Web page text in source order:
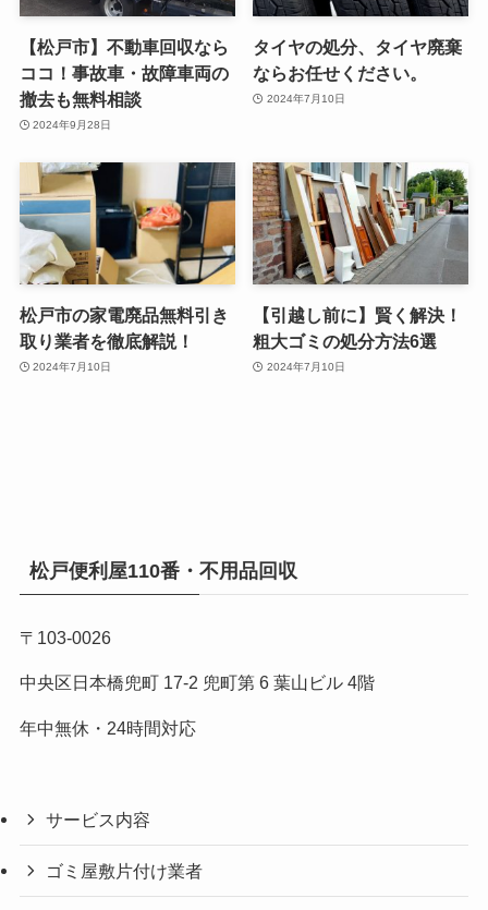
【松戸市】不動車回収なら
ココ！事故車・故障車両の
撤去も無料相談
2024年9月28日
タイヤの処分、タイヤ廃棄
ならお任せください。
2024年7月10日
松戸市の家電廃品無料引き
取り業者を徹底解説！
2024年7月10日
【引越し前に】賢く解決！
粗大ゴミの処分方法6選
2024年7月10日
松戸便利屋110番・不用品回収
〒103-0026
中央区日本橋兜町 17-2 兜町第 6 葉山ビル 4階
年中無休・24時間対応
サービス内容
ゴミ屋敷片付け業者